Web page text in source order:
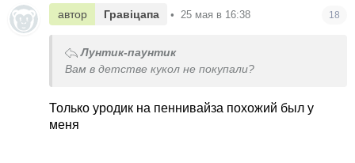
автор Гравіцапа • 25 мая в 16:38 18
Лунтик-паунтик
Вам в детстве кукол не покупали?
Только уродик на пеннивайза похожий был у
меня